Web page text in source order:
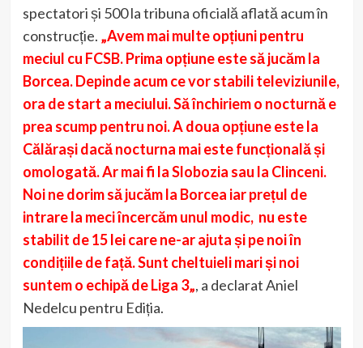
spectatori și 500 la tribuna oficială aflată acum în
construcție. „Avem mai multe opțiuni pentru
meciul cu FCSB. Prima opțiune este să jucăm la
Borcea. Depinde acum ce vor stabili televiziunile,
ora de start a meciului. Să închiriem o nocturnă e
prea scump pentru noi. A doua opțiune este la
Călărași dacă nocturna mai este funcțională și
omologată. Ar mai fi la Slobozia sau la Clinceni.
Noi ne dorim să jucăm la Borcea iar prețul de
intrare la meci încercăm unul modic, nu este
stabilit de 15 lei care ne-ar ajuta și pe noi în
condițiile de față. Sunt cheltuieli mari și noi
suntem o echipă de Liga 3„, a declarat Aniel
Nedelcu pentru Ediția.